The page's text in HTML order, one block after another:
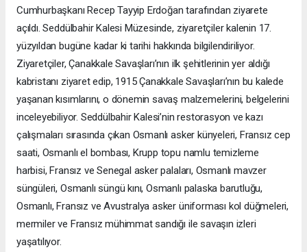
Cumhurbaşkanı Recep Tayyip Erdoğan tarafından ziyarete
açıldı. Seddülbahir Kalesi Müzesinde, ziyaretçiler kalenin 17.
yüzyıldan bugüne kadar ki tarihi hakkında bilgilendiriliyor.
Ziyaretçiler, Çanakkale Savaşları’nın ilk şehitlerinin yer aldığı
kabristanı ziyaret edip, 1915 Çanakkale Savaşları’nın bu kalede
yaşanan kısımlarını, o dönemin savaş malzemelerini, belgelerini
inceleyebiliyor. Seddülbahir Kalesi’nin restorasyon ve kazı
çalışmaları sırasında çıkan Osmanlı asker künyeleri, Fransız cep
saati, Osmanlı el bombası, Krupp topu namlu temizleme
harbisi, Fransız ve Senegal asker palaları, Osmanlı mavzer
süngüleri, Osmanlı süngü kını, Osmanlı palaska barutluğu,
Osmanlı, Fransız ve Avustralya asker üniforması kol düğmeleri,
mermiler ve Fransız mühimmat sandığı ile savaşın izleri
yaşatılıyor.